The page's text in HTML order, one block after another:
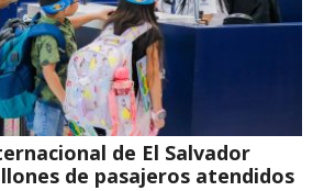
de El Salvador
de pasajeros atendidos